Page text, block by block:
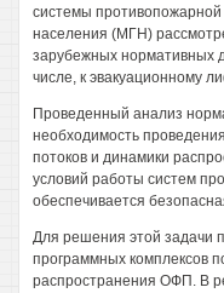
системы
населения (МГН)
зарубежных нормативных
числе, к эвакуационному
Проведенный анализ
необходимость
потоков и динамики
условий работы систем
обеспечивается
Для решения этой задачи
программных комплексов
распространения ОФП. В